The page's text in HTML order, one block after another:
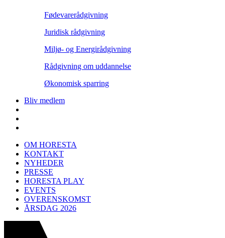
Fødevarerådgivning
Juridisk rådgivning
Miljø- og Energirådgivning
Rådgivning om uddannelse
Økonomisk sparring
Bliv medlem
OM HORESTA
KONTAKT
NYHEDER
PRESSE
HORESTA PLAY
EVENTS
OVERENSKOMST
ÅRSDAG 2026